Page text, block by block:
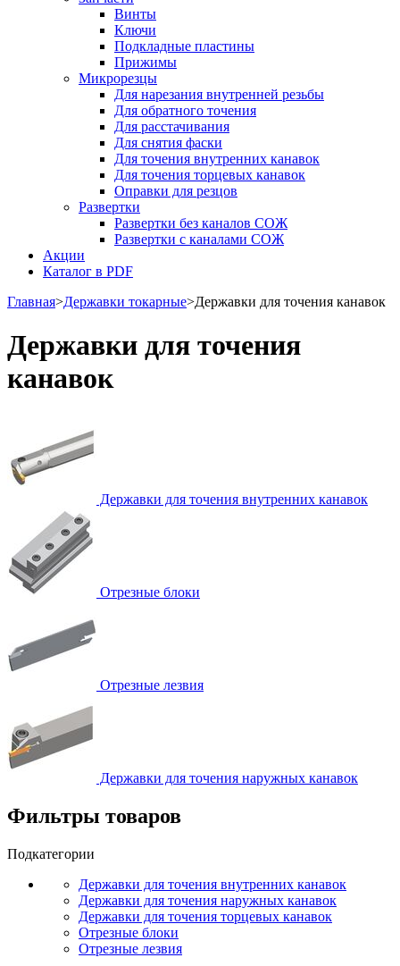
Винты
Ключи
Подкладные пластины
Прижимы
Микрорезцы
Для нарезания внутренней резьбы
Для обратного точения
Для расстачивания
Для снятия фаски
Для точения внутренних канавок
Для точения торцевых канавок
Оправки для резцов
Развертки
Развертки без каналов СОЖ
Развертки с каналами СОЖ
Акции
Каталог в PDF
Главная>Державки токарные>Державки для точения канавок
Державки для точения
канавок
Державки для точения внутренних канавок
Отрезные блоки
Отрезные лезвия
Державки для точения наружных канавок
Фильтры товаров
Подкатегории
Державки для точения внутренних канавок
Державки для точения наружных канавок
Державки для точения торцевых канавок
Отрезные блоки
Отрезные лезвия